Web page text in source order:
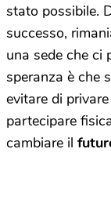
stato possibile.
successo,
una sede che ci
speranza è che
evitare di
partecipare
cambiare il